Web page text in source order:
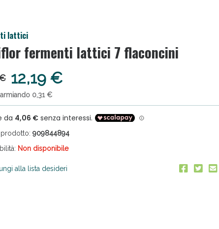
lattici
fermenti lattici 7 flaconcini
12,19 €
0,31 €
909844894
Non disponibile
alla lista desideri
oggi Sconto extra fino al 50%!